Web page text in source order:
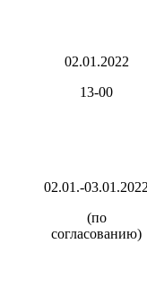
02.01.2022
13-00
02.01.-03.01.2022
(по
согласованию)